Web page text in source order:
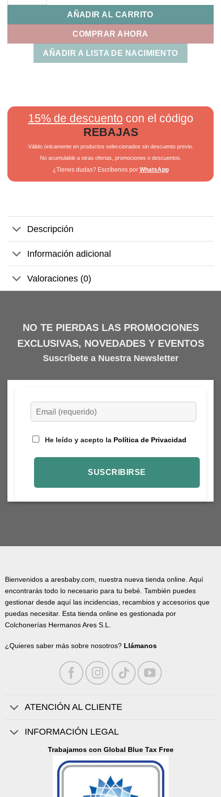
AÑADIR AL CARRITO
COMPRAR AHORA
AÑADIR A LISTA DE NACIMIENTO
15% de descuento con el código
REBAJAS
Válido únicamente en productos seleccionados sin descuento previo.
No acumulable a otras ofertas, promociones o descuentos.
¿Tienes dudas? Escríbenos por WhatsApp
Descripción
Información adicional
Valoraciones (0)
NO TE PIERDAS LAS PROMOCIONES
EXCLUSIVAS, NOVEDADES Y EVENTOS
Suscríbete a Nuestra Newsletter
He leído y acepto la Política de Privacidad
Bienvenidos a aresbaby.com, nuestra nueva tienda online. Aquí
encontrarás todo lo necesario para tu bebé. También puedes
gestionar desde aquí las incidencias, recambios y accesorios que
puedas necesitar. Esta tienda online es gestionada por
Colchonerías Hermanos Ares S.L.
¿Quieres saber más sobre nosotros? Llámanos
ATENCIÓN AL CLIENTE
INFORMACIÓN LEGAL
Trabajamos con Global Blue Tax Free